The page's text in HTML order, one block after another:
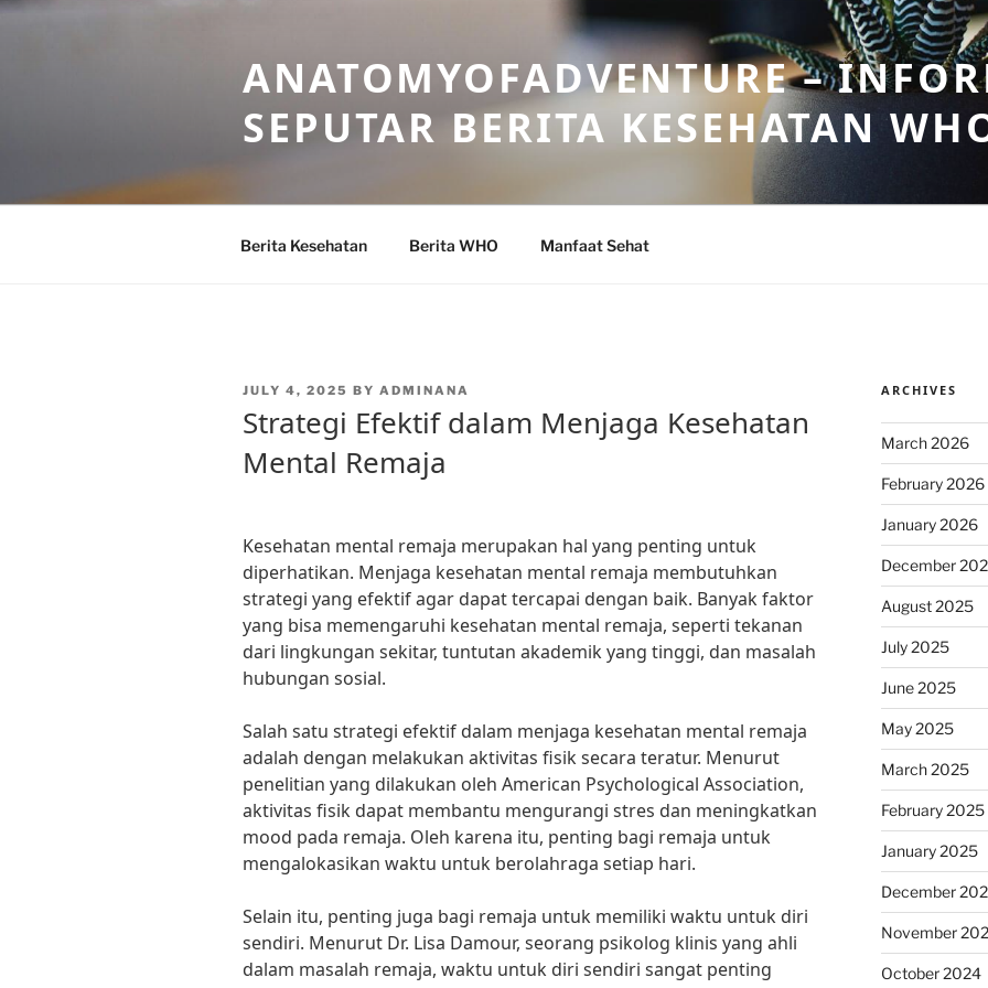
Skip
ANATOMYOFADVENTURE –
SEPUTAR BERITA KESEHATAN
Berita Kesehatan Berita WHO Manfaat Sehat
POSTED
JULY 4, 2025 BY ADMINANA
Strategi Efektif dalam Menjaga Kesehatan
Mental Remaja
Kesehatan mental remaja merupakan hal yang penting untuk
diperhatikan. Menjaga kesehatan mental remaja membutuhkan
strategi yang efektif agar dapat tercapai dengan baik. Banyak faktor
yang bisa memengaruhi kesehatan mental remaja, seperti tekanan
dari lingkungan sekitar, tuntutan akademik yang tinggi, dan masalah
hubungan sosial.
Salah satu strategi efektif dalam menjaga kesehatan mental remaja
adalah dengan melakukan aktivitas fisik secara teratur. Menurut
penelitian yang dilakukan oleh American Psychological Association,
aktivitas fisik dapat membantu mengurangi stres dan meningkatkan
mood pada remaja. Oleh karena itu, penting bagi remaja untuk
mengalokasikan waktu untuk berolahraga setiap hari.
Selain itu, penting juga bagi remaja untuk memiliki waktu untuk diri
sendiri. Menurut Dr. Lisa Damour, seorang psikolog klinis yang ahli
dalam masalah remaja, waktu untuk diri sendiri sangat penting
ARCHIVES
March 2026
February 2026
January 2026
December
August 2025
July 2025
June 2025
May 2025
March 2025
February 2025
January 2025
December
November
October 2024